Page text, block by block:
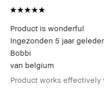
Product is wonderful
Ingezonden 5 jaar
Bobbi
van belgium
Product works